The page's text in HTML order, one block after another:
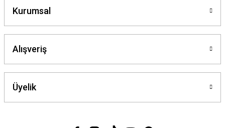
Kurumsal
Alışveriş
Üyelik